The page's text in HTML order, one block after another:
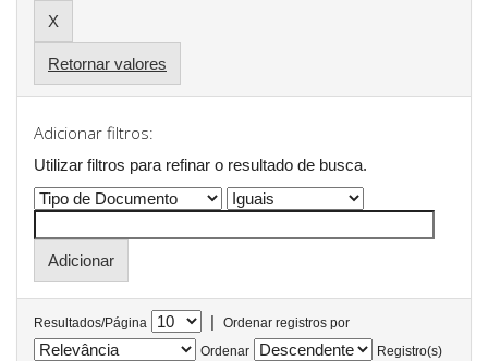
Retornar valores
Adicionar filtros:
Utilizar filtros para refinar o resultado de busca.
Resultados/Página |
Ordenar registros por
Ordenar
Registro(s)